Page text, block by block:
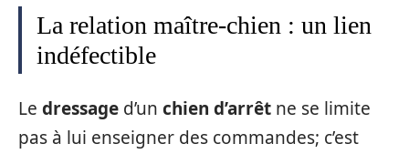
La relation maître-chien : un lien
indéfectible
Le dressage d’un chien d’arrêt ne se limite
pas à lui enseigner des commandes; c’est